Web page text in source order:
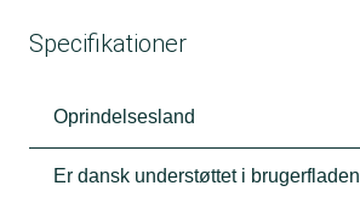
Specifikationer
Oprindelsesland
Er dansk understøttet i brugerfladen